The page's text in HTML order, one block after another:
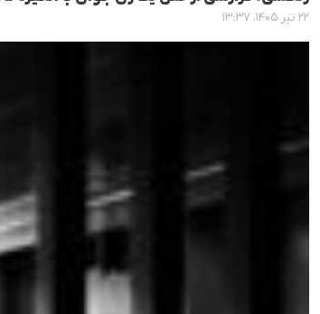
۲۲ تیر ۱۴۰۵، ۱۳:۳۷